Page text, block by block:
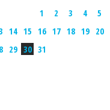
1 2 3 4 5
14 15 16 17 18 19 20
29 30 31